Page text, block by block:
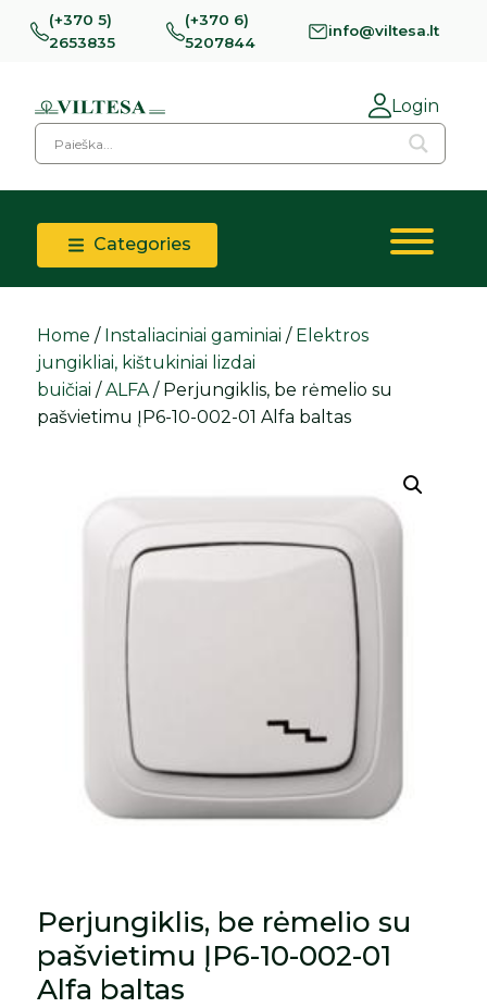
(+370 5)
2653835
(+370 6)
5207844
info@viltesa.lt
Login
Categories
Home / Instaliaciniai gaminiai / Elektros
jungikliai, kištukiniai lizdai
buičiai /ALFA/ Perjungiklis, be rėmelio su
pašvietimu ĮP6-10-002-01 Alfa baltas
Perjungiklis, be rėmelio su
pašvietimu ĮP6-10-002-01
Alfa baltas